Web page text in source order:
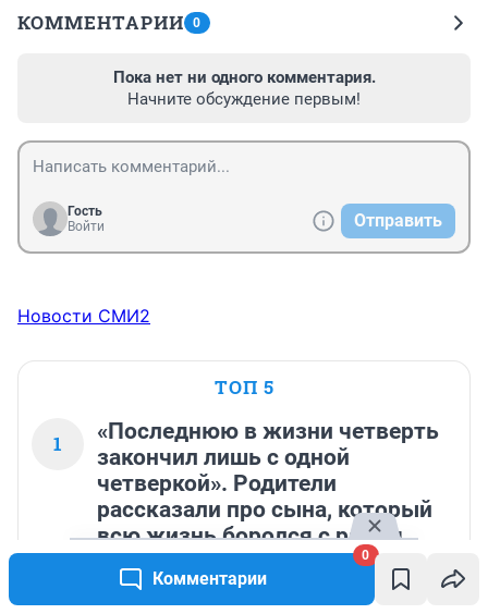
Комментарии
0
КОММЕНТАРИИ 0
Пока нет ни одного комментария.
Начните обсуждение первым!
Гость
Войти
Отправить
Новости СМИ2
ТОП 5
1
«Последнюю в жизни четверть
закончил лишь с одной
четверкой». Родители
рассказали про сына, который
всю жизнь боролся с раком
3 719 Обсудить